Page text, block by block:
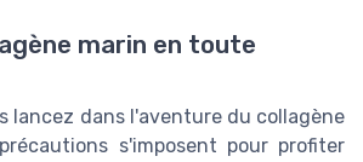
marin en toute
lancez dans l'aventure du collagène
s'imposent pour profiter